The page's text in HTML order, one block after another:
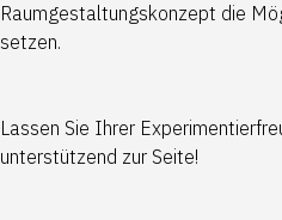
Raumgestaltungskonzept die
setzen.
Lassen Sie Ihrer
unterstützend zur Seite!